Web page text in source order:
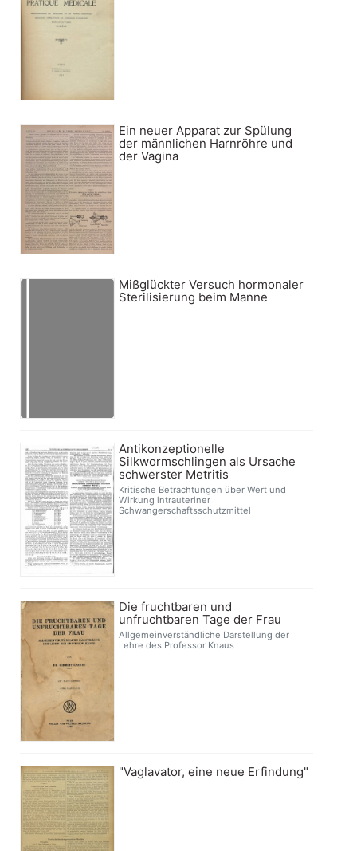
Ein neuer Apparat zur Spülung
der männlichen Harnröhre und
der Vagina
Mißglückter Versuch hormonaler
Sterilisierung beim Manne
Antikonzeptionelle
Silkwormschlingen als Ursache
schwerster Metritis
Kritische Betrachtungen über Wert und
Wirkung intrauteriner
Schwangerschaftsschutzmittel
Die fruchtbaren und
unfruchtbaren Tage der Frau
Allgemeinverständliche Darstellung der
Lehre des Professor Knaus
"Vaglavator, eine neue Erfindung"